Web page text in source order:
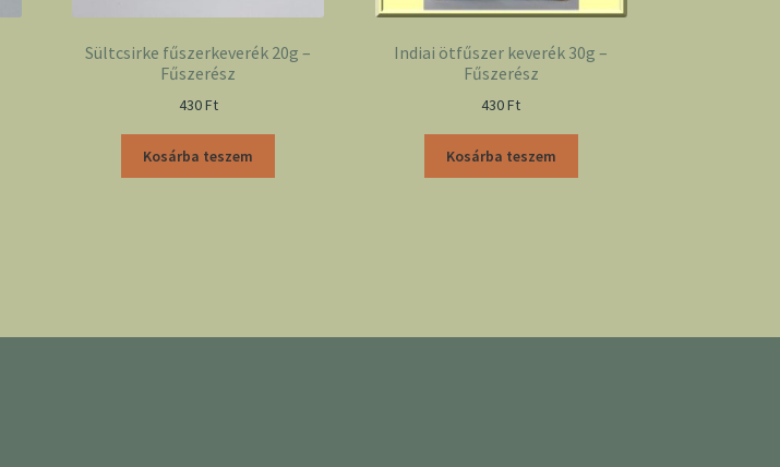
Sültcsirke fűszerkeverék 20g –
Fűszerész
430Ft
Kosárba teszem
Indiai ötfűszer keverék 30g –
Fűszerész
430Ft
Kosárba teszem